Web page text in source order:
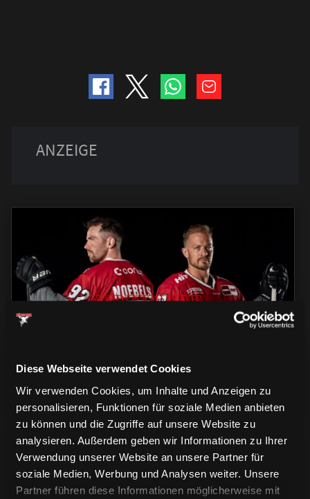
Diese Webseite verwendet Cookies
Wir verwenden Cookies, um Inhalte und Anzeigen zu
personalisieren, Funktionen für soziale Medien anbieten
zu können und die Zugriffe auf unsere Website zu
analysieren. Außerdem geben wir Informationen zu Ihrer
Verwendung unserer Website an unsere Partner für
soziale Medien, Werbung und Analysen weiter. Unsere
Partner führen diese Informationen möglicherweise mit
TRIKOTS
TRIKOTS